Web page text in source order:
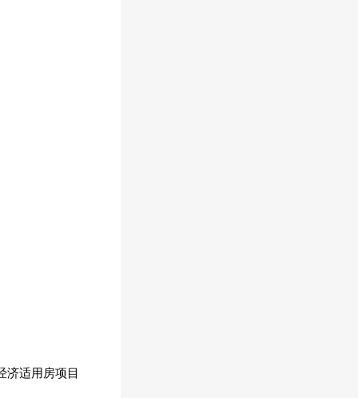
济适用房项目